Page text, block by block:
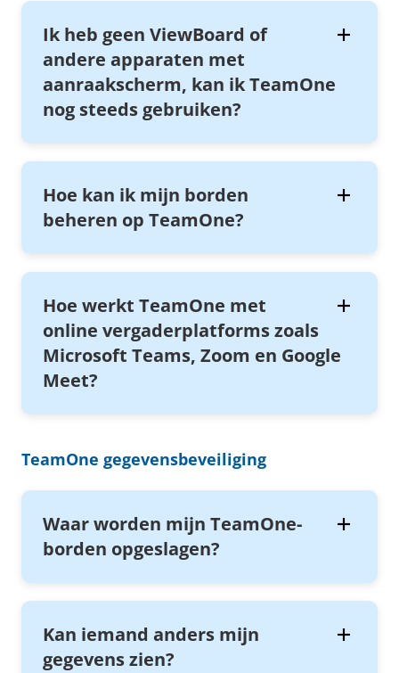
Ik heb geen ViewBoard of
andere apparaten met
aanraakscherm, kan ik TeamOne
nog steeds gebruiken?
Hoe kan ik mijn borden
beheren op TeamOne?
Hoe werkt TeamOne met
online vergaderplatforms zoals
Microsoft Teams, Zoom en Google
Meet?
TeamOne gegevensbeveiliging
Waar worden mijn TeamOne-
borden opgeslagen?
Kan iemand anders mijn
gegevens zien?